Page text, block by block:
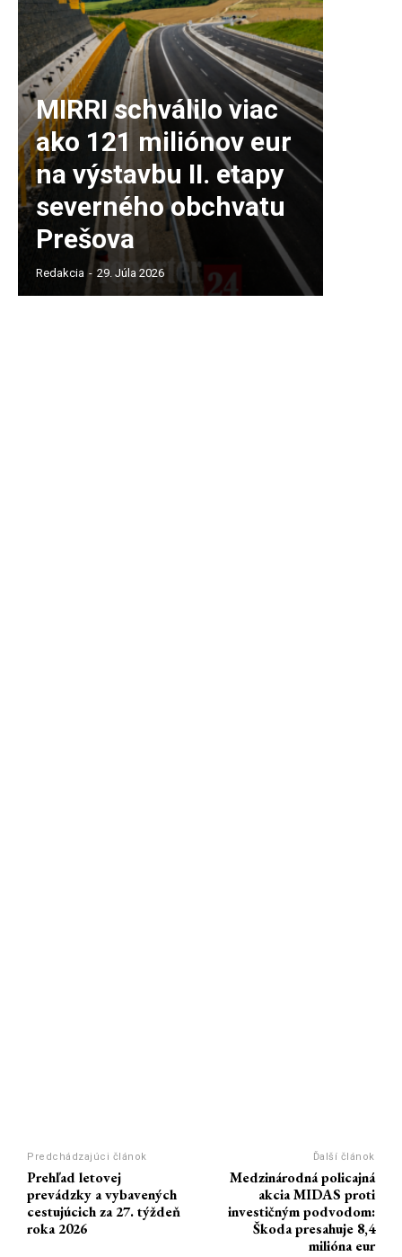
MIRRI schválilo viac
ako 121 miliónov eur
na výstavbu II. etapy
severného obchvatu
Prešova
Redakcia - 29. Júla 2026
Predchádzajúci článok
Prehľad letovej
prevádzky a vybavených
cestujúcich za 27. týždeň
roka 2026
Ďalší článok
Medzinárodná policajná
akcia MIDAS proti
investičným podvodom:
Škoda presahuje 8,4
milióna eur